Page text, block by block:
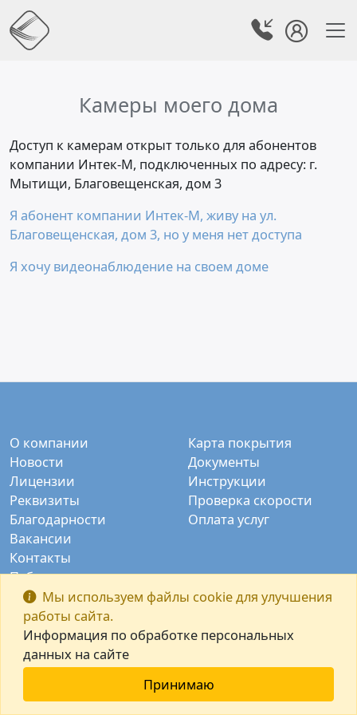
Камеры моего дома
Доступ к камерам открыт только для абонентов
компании Интек-М, подключенных по адресу: г.
Мытищи, Благовещенская, дом 3
Я абонент компании Интек-М, живу на ул.
Благовещенская, дом 3, но у меня нет доступа
Я хочу видеонаблюдение на своем доме
Мы используем файлы cookie для улучшения
работы сайта.
Информация по обработке персональных
данных на сайте
Принимаю
О компании
Новости
Лицензии
Реквизиты
Благодарности
Вакансии
Контакты
Карта покрытия
Документы
Инструкции
Проверка скорости
Оплата услуг
Публичные камеры
Заказать звонок
© ООО "Интек-М" 2003-2026